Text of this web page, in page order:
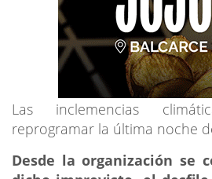
Las inclemencias
reprogramar la última noche
Desde la organización se